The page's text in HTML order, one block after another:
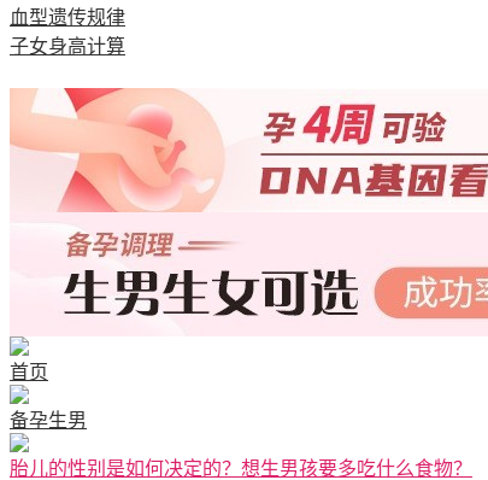
血型遗传规律
子女身高计算
首页
备孕生男
胎儿的性别是如何决定的？想生男孩要多吃什么食物？